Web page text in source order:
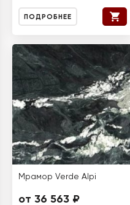
ПОДРОБНЕЕ
Мрамор Verde Alpi
от 36 563 ₽